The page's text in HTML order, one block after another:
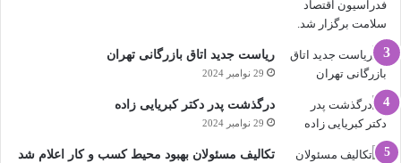
ریاست جدید اتاق بازرگانی تهران
29 نوامبر 2024
درگذشت پدر دکتر کبریایی زاده
29 نوامبر 2024
تکالیف مسئولان بهبود محیط کسب و کار اعلام شد